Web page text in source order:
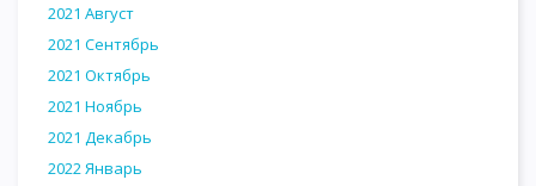
2021 Август
2021 Сентябрь
2021 Октябрь
2021 Ноябрь
2021 Декабрь
2022 Январь